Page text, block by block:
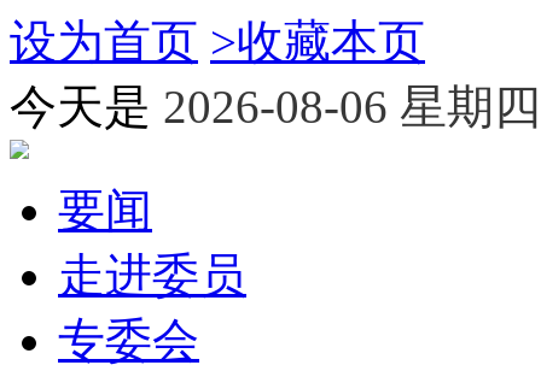
设为首页 >收藏本页
今天是 2026-08-06 星期四
要闻
走进委员
专委会